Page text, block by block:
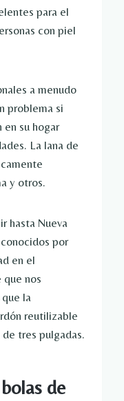
para el
con piel
a menudo
problema si
su hogar
La lana de
y otros.
hasta Nueva
por
en el
que nos
la
reutilizable
tres pulgadas.
de